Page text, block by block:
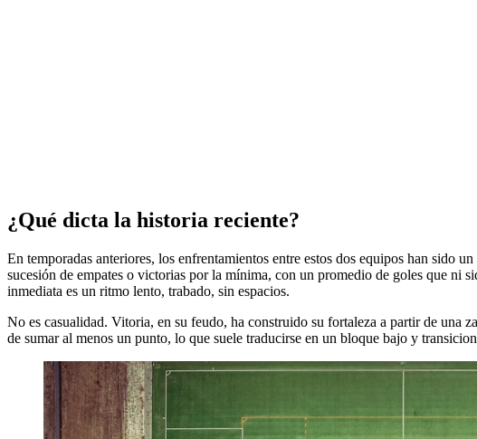
¿Qué dicta la historia reciente?
En temporadas anteriores, los enfrentamientos entre estos dos equipos han sido
sucesión de empates o victorias por la mínima, con un promedio de goles que ni
inmediata es un ritmo lento, trabado, sin espacios.
No es casualidad. Vitoria, en su feudo, ha construido su fortaleza a partir de una
de sumar al menos un punto, lo que suele traducirse en un bloque bajo y